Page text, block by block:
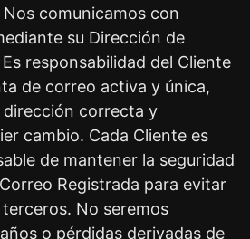
comunicamos con
su Dirección de
responsabilidad del Cliente
de correo activa y única,
correcta y
cambio. Cada Cliente es
de mantener la seguridad
Registrada para evitar
No seremos
o pérdidas derivadas de